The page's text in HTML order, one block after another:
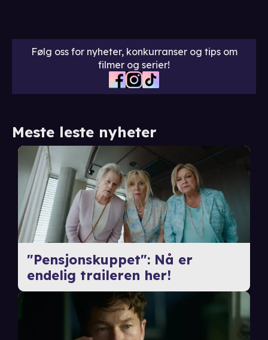
Følg oss for nyheter, konkurranser og tips om
filmer og serier!
Meste leste nyheter
"Pensjonskuppet": Nå er
endelig traileren her!